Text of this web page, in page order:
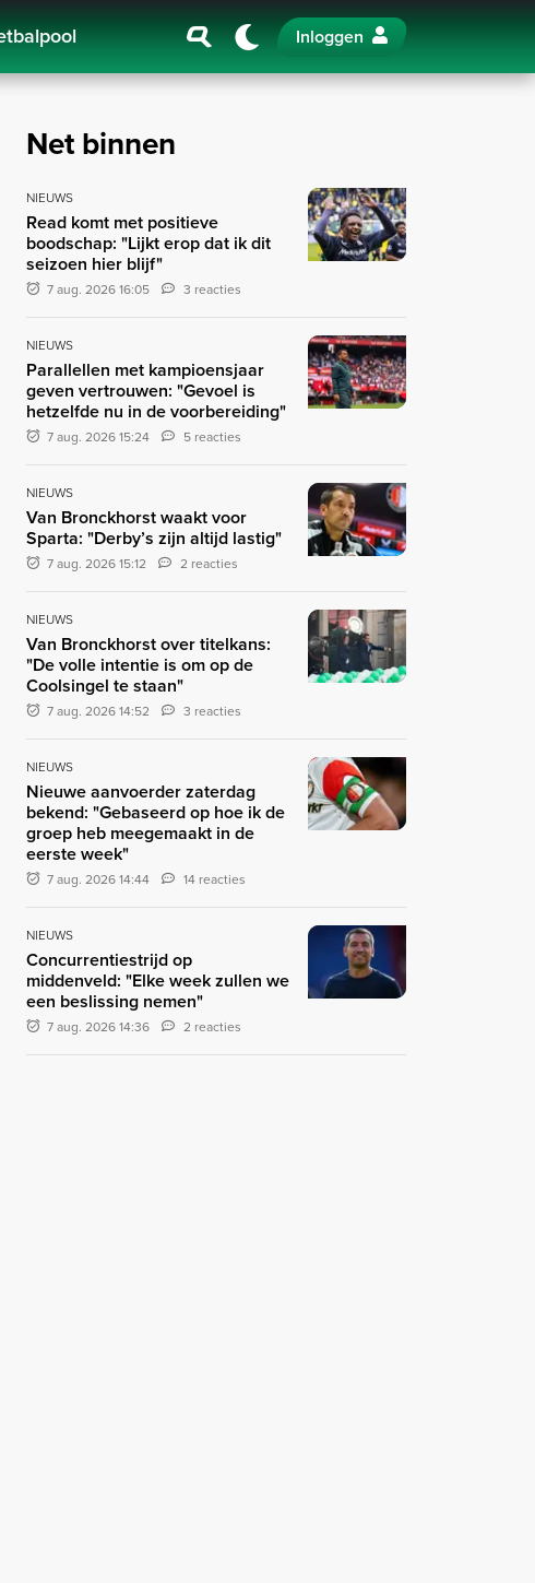
Inloggen
Net binnen
NIEUWS
Read komt met positieve
boodschap: "Lijkt erop dat ik dit
seizoen hier blijf"
7 aug. 2026 16:05 3 reacties
NIEUWS
Parallellen met kampioensjaar
geven vertrouwen: "Gevoel is
hetzelfde nu in de voorbereiding"
7 aug. 2026 15:24 5 reacties
NIEUWS
Van Bronckhorst waakt voor
Sparta: "Derby’s zijn altijd lastig"
7 aug. 2026 15:12 2 reacties
NIEUWS
Van Bronckhorst over titelkans:
"De volle intentie is om op de
Coolsingel te staan"
7 aug. 2026 14:52 3 reacties
NIEUWS
Nieuwe aanvoerder zaterdag
bekend: "Gebaseerd op hoe ik de
groep heb meegemaakt in de
eerste week"
7 aug. 2026 14:44 14 reacties
NIEUWS
Concurrentiestrijd op
middenveld: "Elke week zullen we
een beslissing nemen"
7 aug. 2026 14:36 2 reacties